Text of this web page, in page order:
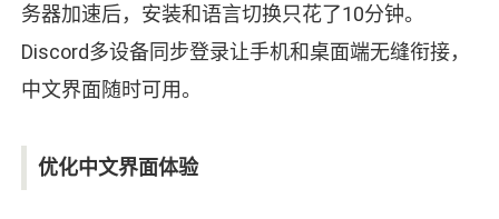
务器加速后，安装和语言切换只花了10分钟。
Discord多设备同步登录让手机和桌面端无缝衔接，
中文界面随时可用。
优化中文界面体验